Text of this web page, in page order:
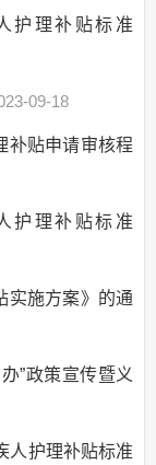
护理补贴标准
09-18
补贴申请审核程
护理补贴标准
实施方案》的通
”政策宣传暨义
人护理补贴标准